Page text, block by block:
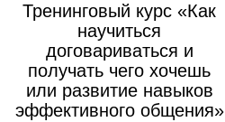
Тренинговый курс «Как
научиться
договариваться и
получать чего хочешь
или развитие навыков
эффективного общения»